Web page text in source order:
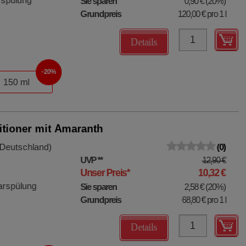
Grundpreis
120,00 €pro 1 l
Details
150 ml
20%
mit Amaranth
0
UVP** 12,90 €
Unser Preis* 10,32 €
Sie sparen 2,58 €(20%)
Grundpreis
68,80 €pro 1 l
Details